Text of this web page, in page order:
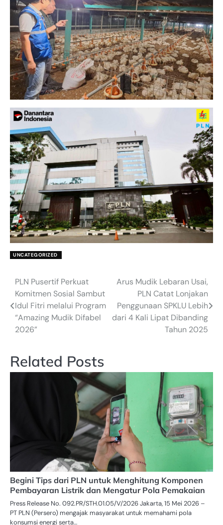
UNCATEGORIZED
Post
navigation
PLN Pusertif Perkuat
Komitmen Sosial Sambut
Idul Fitri melalui Program
“Amazing Mudik Difabel
2026”
Arus Mudik Lebaran Usai,
PLN Catat Lonjakan
Penggunaan SPKLU Lebih
dari 4 Kali Lipat Dibanding
Tahun 2025
Related Posts
Begini Tips dari PLN untuk Menghitung Komponen
Pembayaran Listrik dan Mengatur Pola Pemakaian
Press Release No. 092.PR/STH.01.05/V/2026 Jakarta, 15 Mei 2026 –
PT PLN (Persero) mengajak masyarakat untuk memahami pola
konsumsi energi serta…